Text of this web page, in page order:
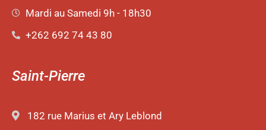
Mardi au Samedi 9h - 18h30
+262 692 74 43 80
Saint-Pierre
182 rue Marius et Ary Leblond